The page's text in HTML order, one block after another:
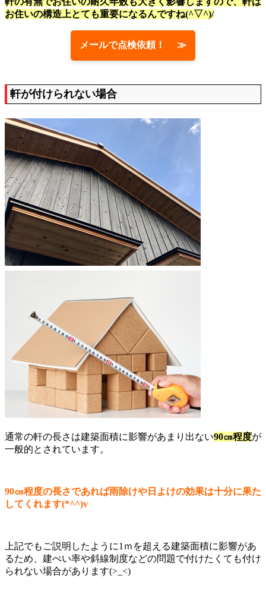
お住いの構造上とても重要になるんですね(^▽^)/
メールで点検依頼！ ≫
軒が付けられない場合
通常の軒の長さは建築面積に影響があまり出ない90㎝程度が
一般的とされています。
90㎝程度の長さであれば雨除けや日よけの効果は十分に果た
してくれます(*^^)v
上記でもご説明したように1ｍを超える建築面積に影響があ
るため、建ぺい率や斜線制度などの問題で付けたくても付け
られない場合があります(>_<)